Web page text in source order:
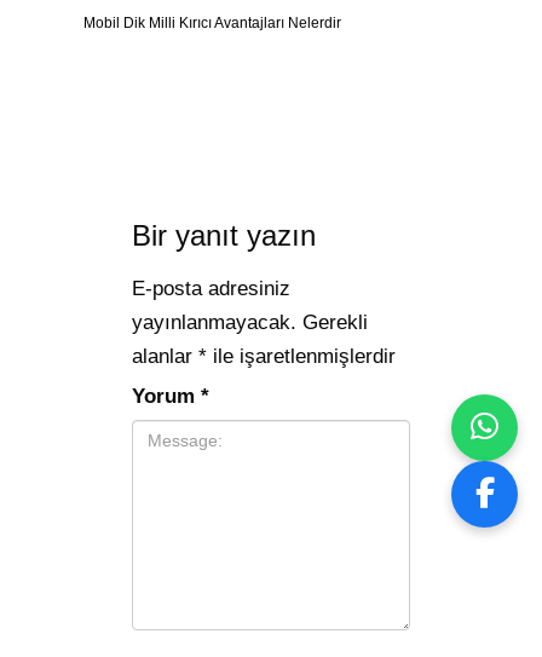
Mobil Dik Milli Kırıcı Avantajları Nelerdir
Bir yanıt yazın
E-posta adresiniz
yayınlanmayacak. Gerekli
alanlar *ile işaretlenmişlerdir
Yorum *